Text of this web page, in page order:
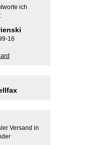
ich
16
Versand in